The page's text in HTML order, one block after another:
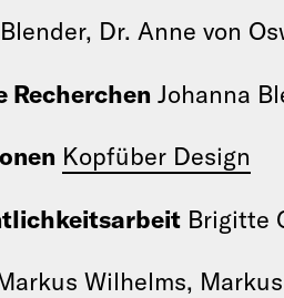
Dr. Anne von
Recherchen Johanna
Kopfüber Design
Brigitte
Wilhelms,